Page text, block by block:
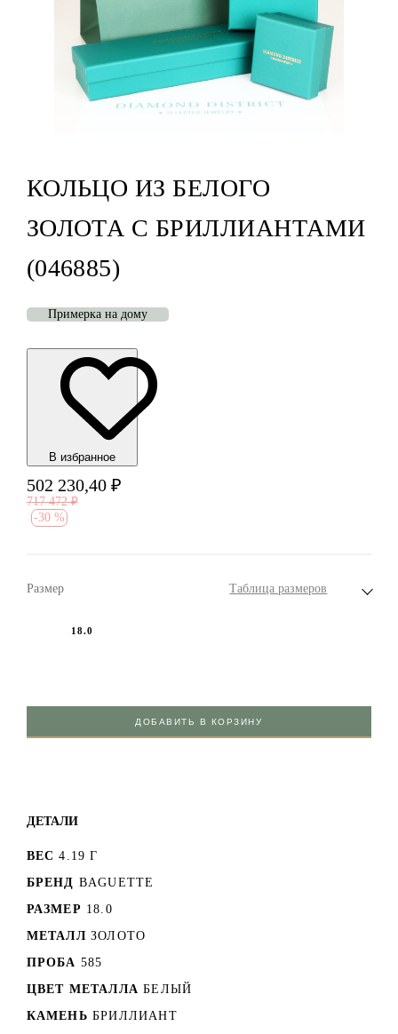
КОЛЬЦО ИЗ БЕЛОГО
ЗОЛОТА С БРИЛЛИАНТАМИ
(046885)
Примерка на дому
В избранноe
502 230,40 ₽
717 472 ₽
-30 %
Размер Таблица размеров
18.0
ДОБАВИТЬ В КОРЗИНУ
ДЕТАЛИ
ВЕС 4.19 Г
БРЕНД BAGUETTE
РАЗМЕР 18.0
МЕТАЛЛ ЗОЛОТО
ПРОБА 585
ЦВЕТ МЕТАЛЛА БЕЛЫЙ
КАМЕНЬ БРИЛЛИАНТ